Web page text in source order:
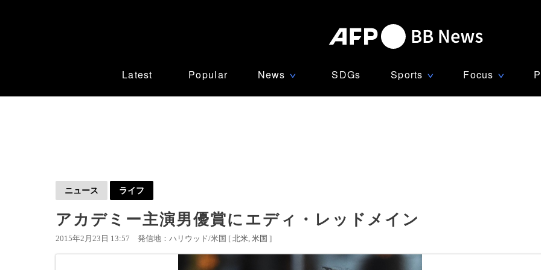
Latest Popular News ∨ SDGs Sports ∨ Focus ∨
ニュース ライフ
アカデミー主演男優賞にエディ・レッドメイン
2015年2月23日 13:57 発信地：ハリウッド/米国 [ 北米 米国 ]